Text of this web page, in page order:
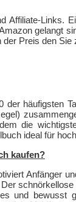
Affiliate-Links.
gelangt
Preis den
der häufigsten
die
ideal für
kaufen?
Anfänger
und